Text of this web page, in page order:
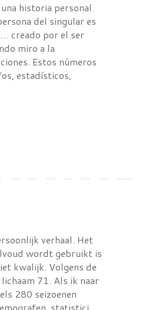
historia personal.
del singular es
creado por el ser
miro a la
Estos números
estadísticos,
verhaal. Het
wordt gebruikt is
kwalijk. Volgens de
71. Als ik naar
280 seizoenen